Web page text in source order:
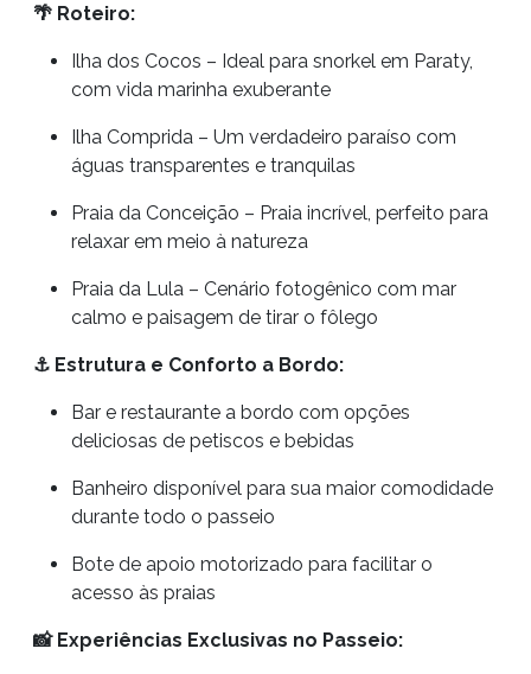
🌴 Roteiro:
Ilha dos Cocos – Ideal para snorkel em Paraty,
com vida marinha exuberante
Ilha Comprida – Um verdadeiro paraíso com
águas transparentes e tranquilas
Praia da Conceição – Praia incrível, perfeito para
relaxar em meio à natureza
Praia da Lula – Cenário fotogênico com mar
calmo e paisagem de tirar o fôlego
⚓ Estrutura e Conforto a Bordo:
Bar e restaurante a bordo com opções
deliciosas de petiscos e bebidas
Banheiro disponível para sua maior comodidade
durante todo o passeio
Bote de apoio motorizado para facilitar o
acesso às praias
📸 Experiências Exclusivas no Passeio: